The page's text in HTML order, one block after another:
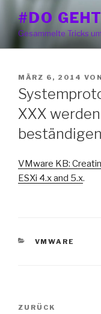
Inhalt
springen
#DO
Gesammelte Tricks
VERÖFFENTLICHT
AM
MÄRZ 6, 2014 VON
XXX
VMware KB:
ESXi 4.x and 5.x.
KATEGORIEN
VMWARE
Vorheriger
ZURÜCK